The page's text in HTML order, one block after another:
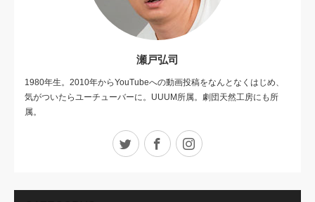
瀬戸弘司
1980年生。2010年からYouTubeへの動画投稿をなんとなくはじめ、
気がついたらユーチューバーに。UUUM所属。劇団天然工房にも所
属。
Twitter Facebook